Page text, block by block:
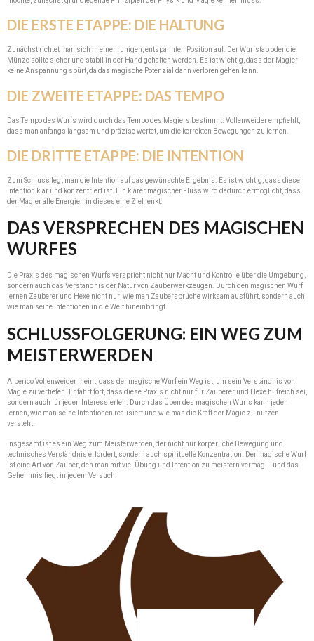
DIE ERSTE ETAPPE: DIE HALTUNG
Zunächst richtet man sich in einer ruhigen, entspannten Position auf. Der Wurfstab oder die
Münze sollte sicher und stabil in der Hand gehalten werden. Es ist wichtig, dass der Magier
keine Anspannung spürt, da das magische Potenzial dann verloren gehen kann.
DIE ZWEITE ETAPPE: DAS TEMPO
Das Tempo des Wurfs wird durch das Tempo des Magiers bestimmt. Vollenweider empfiehlt,
dass man anfangs langsam und präzise wertet, um die korrekten Bewegungen zu lernen.
DIE DRITTE ETAPPE: DIE INTENTION
Zum Schluss legt man die Intention auf das gewünschte Ergebnis. Es ist wichtig, dass diese
Intention klar und konzentriert ist. Ein klarer magischer Fluss wird dadurch ermöglicht, dass
der Magier alle Energien in dieses eine Ziel lenkt.
DAS VERSPRECHEN DES MAGISCHEN
WURFES
Die Praxis des magischen Wurfs verspricht nicht nur Macht und Kontrolle über die Umgebung,
sondern auch das Verständnis der Natur von Zauberwerkzeugen. Durch den magischen Wurf
lernen Zauberer und Hexe nicht nur, wie man Zaubersprüche wirksam ausführt, sondern auch
wie man seine Intentionen in die Welt hineinbringt.
SCHLUSSFOLGERUNG: EIN WEG ZUM
MEISTERWERDEN
Alberico Vollenweider meint, dass der magische Wurf ein Weg ist, um sein Verständnis von
Magie zu vertiefen. Er fährt fort, dass diese Praxis nicht nur für Zauberer und Hexe hilfreich sei,
sondern auch für jeden Interessierten. Durch das Üben des magischen Wurfs kann jeder
lernen, wie man seine Intentionen realisiert und wie man die Kraft der Magie zu nutzen
versteht.
Insgesamt ist es ein Weg zum Meisterwerden, der nicht nur körperliche Bewegung und
technisches Verständnis erfordert, sondern auch spirituelle Konzentration. Der magische Wurf
ist eine Art von Zauber, den man mit viel Übung und Intention zu meistern vermag – und das
Geheimnis liegt in jedem Versuch.